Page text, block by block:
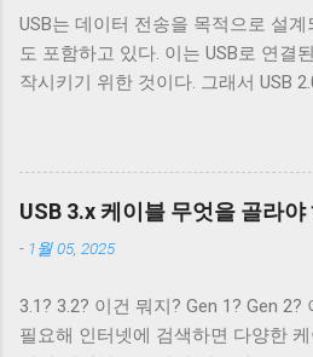
주는 플래그는 ONLCR 이다. ONLCR
출력을 해석할 때 NL 을 CRNL 로 해
ONLCR 이 꺼져있다면, LF 를 만났을
운영 체제에서 윈도우에서 만들어
하게 해주는 OCRNL 플래그나 탭문자
새로운 모양의 Type B 컨넥터를 도
는 4개의 핀만을 가지고 있고 확장
문이다. 따라서 Type B 컨넥터의 경
하지만 Type A 컨넥터나 Type C 컨
대칭으로 24개의 핀을 가져 최대 12
Type C 컨넥터는 컨넥터 모양 만으로
Type C 케이블이지만 최대 전송 속
만나게 된다. USB 2.0 Type C 케이블
는 상황이 좀 재밌다. Type A 컨넥터
USB는 데이터 전송을 목적으로 설
도 포함하고 있다. 이는 USB로 연결
작시키기 위한 것이다. 그래서 USB
하지만 이 스펙은 어디까지나 USB
데 필요한 디바이스를 동작시키기
을 위해 이용하려는 목적은 아니었다
닌 외장 하드 같은 디바이스는 별도
USB를 통한 전원 충전은 USB가 본
MP3 플레이어나 PMP 플레이어들
가지고 나왔다. 어차피 데이터 통신
USB 3.x 케이블 무엇을 골라야
- 1월 05, 2025
3.1? 3.2? 이건 뭐지? Gen 1? Gen 2?
필요해 인터넷에 검색하면 다양한